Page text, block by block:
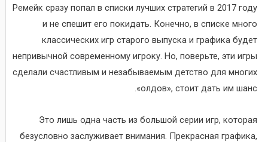
Ремейк сразу попал в списки лучших стратегий в 2017 году
и не спешит его покидать. Конечно, в списке много
классических игр старого выпуска и графика будет
непривычной современному игроку. Но, поверьте, эти игры
сделали счастливым и незабываемым детство для многих
«олдов», стоит дать им шанс.
Это лишь одна часть из большой серии игр, которая
безусловно заслуживает внимания. Прекрасная графика,